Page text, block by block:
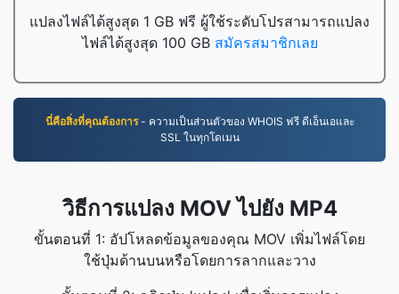
แปลงไฟล์ได้สูงสุด 1 GB ฟรี ผู้ใช้ระดับโปรสามารถแปลง
ไฟล์ได้สูงสุด 100 GB สมัครสมาชิกเลย
นี่คือสิ่งที่คุณต้องการ- ความเป็นส่วนตัวของ WHOIS ฟรี ดีเอ็นเอและ
SSL ในทุกโดเมน
วิธีการแปลง MOV ไปยัง MP4
ขั้นตอนที่ 1: อัปโหลดข้อมูลของคุณ MOV เพิ่มไฟล์โดย
ใช้ปุ่มด้านบนหรือโดยการลากและวาง